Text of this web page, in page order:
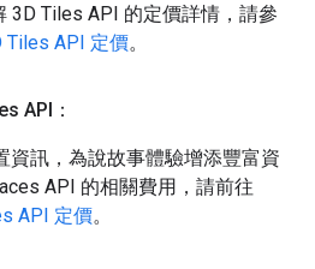
3D Tiles API 的定價詳情，請參
Tiles API 定價。
API：
資訊，為說故事體驗增添豐富資
API 的相關費用，請前往
API 定價。